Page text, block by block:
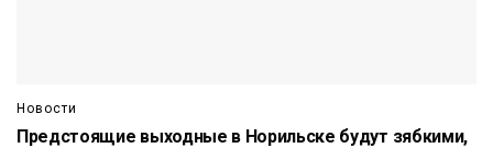
Новости
Предстоящие выходные в Норильске будут зябкими,